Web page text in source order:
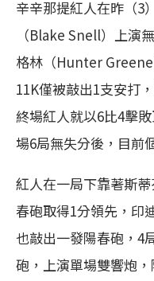
辛辛那提紅人在昨（3
（Blake Snell）上演
格林（Hunter
11K僅被敲出1支安打
終場紅人就以6比4擊
場6局無失分後，目前
紅人在一局下靠著斯
春砲取得1分領先，
也敲出一發陽春砲，4
砲，上演單場雙響炮